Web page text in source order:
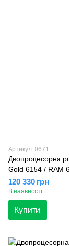
Артикул: 0671
Двопроцесорна
Gold 6154 / RAM
120 330 грн
В наявності
Купити